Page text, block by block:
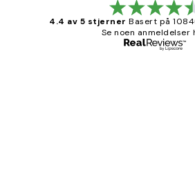
4.4 av 5 stjerner Basert på
Se noen anmeldelser